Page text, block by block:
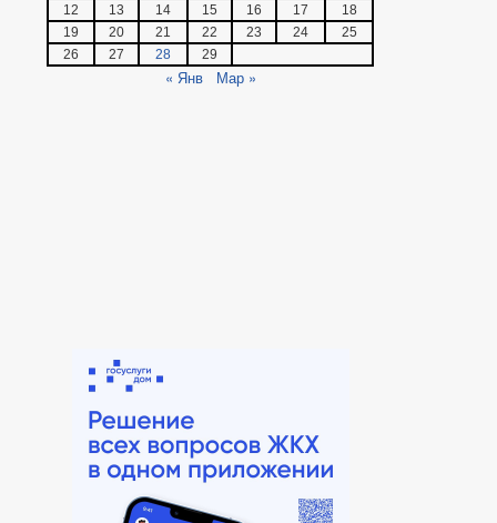
12
13 14 15 16 17
18
19
20 21 22 23 24
25
26
27 28 29
« Янв Мар »